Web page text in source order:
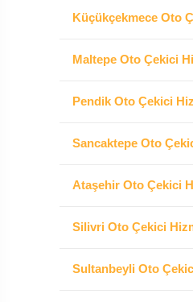
Küçükçekmece Oto
Maltepe Oto Çekici
Pendik Oto Çekici
Sancaktepe Oto
Ataşehir Oto Çekici
Silivri Oto Çekici
Sultanbeyli Oto